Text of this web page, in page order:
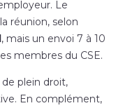
Le
réunion, selon
, mais un envoi 7 à 10
membres du CSE.
plein droit,
En complément,